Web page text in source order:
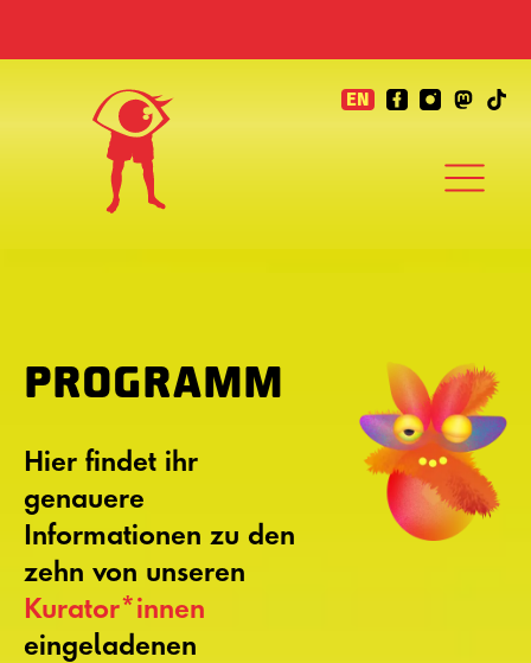
EN
PROGRAMM
Hier findet ihr
genauere
Informationen zu den
zehn von unseren
Kurator*innen
eingeladenen